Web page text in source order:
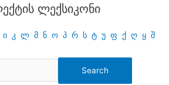
ლექსიკონი
ი კ ლ მ ნ ო პ რ ს ტ უ ფ ქ ღ ყ შ